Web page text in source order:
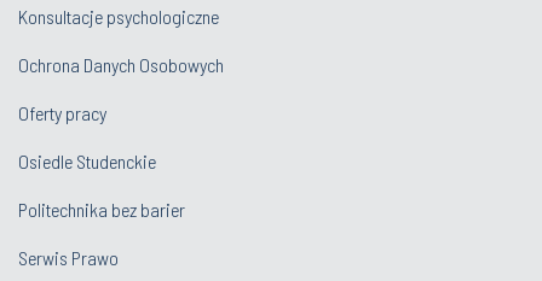
Konsultacje psychologiczne
Ochrona Danych Osobowych
Oferty pracy
Osiedle Studenckie
Politechnika bez barier
Serwis Prawo